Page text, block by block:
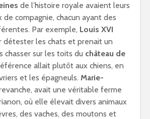
de l’histoire royale avaient leurs
de compagnie, chacun ayant des
Par exemple, Louis XVI
détester les chats et prenait un
chasser sur les toits du château de
allait plutôt aux chiens, en
et les épagneuls. Marie-
avait une véritable ferme
où elle élevait divers animaux
des vaches, des moutons et